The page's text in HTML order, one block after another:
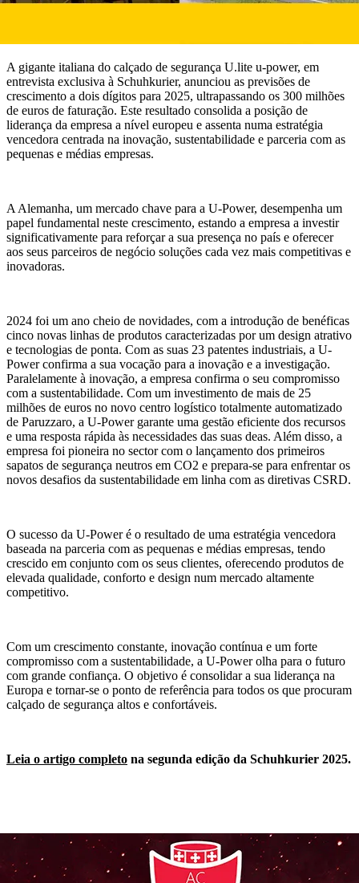
A gigante italiana do calçado de segurança U.lite u-power, em
entrevista exclusiva à Schuhkurier, anunciou as previsões de
crescimento a dois dígitos para 2025, ultrapassando os 300 milhões
de euros de faturação. Este resultado consolida a posição de
liderança da empresa a nível europeu e assenta numa estratégia
vencedora centrada na inovação, sustentabilidade e parceria com as
pequenas e médias empresas.
A Alemanha, um mercado chave para a U-Power, desempenha um
papel fundamental neste crescimento, estando a empresa a investir
significativamente para reforçar a sua presença no país e oferecer
aos seus parceiros de negócio soluções cada vez mais competitivas e
inovadoras.
2024 foi um ano cheio de novidades, com a introdução de benéficas
cinco novas linhas de produtos caracterizadas por um design atrativo
e tecnologias de ponta. Com as suas 23 patentes industriais, a U-
Power confirma a sua vocação para a inovação e a investigação.
Paralelamente à inovação, a empresa confirma o seu compromisso
com a sustentabilidade. Com um investimento de mais de 25
milhões de euros no novo centro logístico totalmente automatizado
de Paruzzaro, a U-Power garante uma gestão eficiente dos recursos
e uma resposta rápida às necessidades das suas deas. Além disso, a
empresa foi pioneira no sector com o lançamento dos primeiros
sapatos de segurança neutros em CO2 e prepara-se para enfrentar os
novos desafios da sustentabilidade em linha com as diretivas CSRD.
O sucesso da U-Power é o resultado de uma estratégia vencedora
baseada na parceria com as pequenas e médias empresas, tendo
crescido em conjunto com os seus clientes, oferecendo produtos de
elevada qualidade, conforto e design num mercado altamente
competitivo.
Com um crescimento constante, inovação contínua e um forte
compromisso com a sustentabilidade, a U-Power olha para o futuro
com grande confiança. O objetivo é consolidar a sua liderança na
Europa e tornar-se o ponto de referência para todos os que procuram
calçado de segurança altos e confortáveis.
Leia o artigo completo na segunda edição da Schuhkurier 2025.